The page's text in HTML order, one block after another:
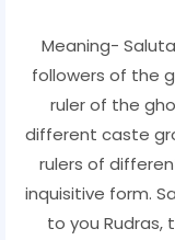
Meaning-
followers of the
ruler of the
different caste
rulers of
inquisitive form.
to you